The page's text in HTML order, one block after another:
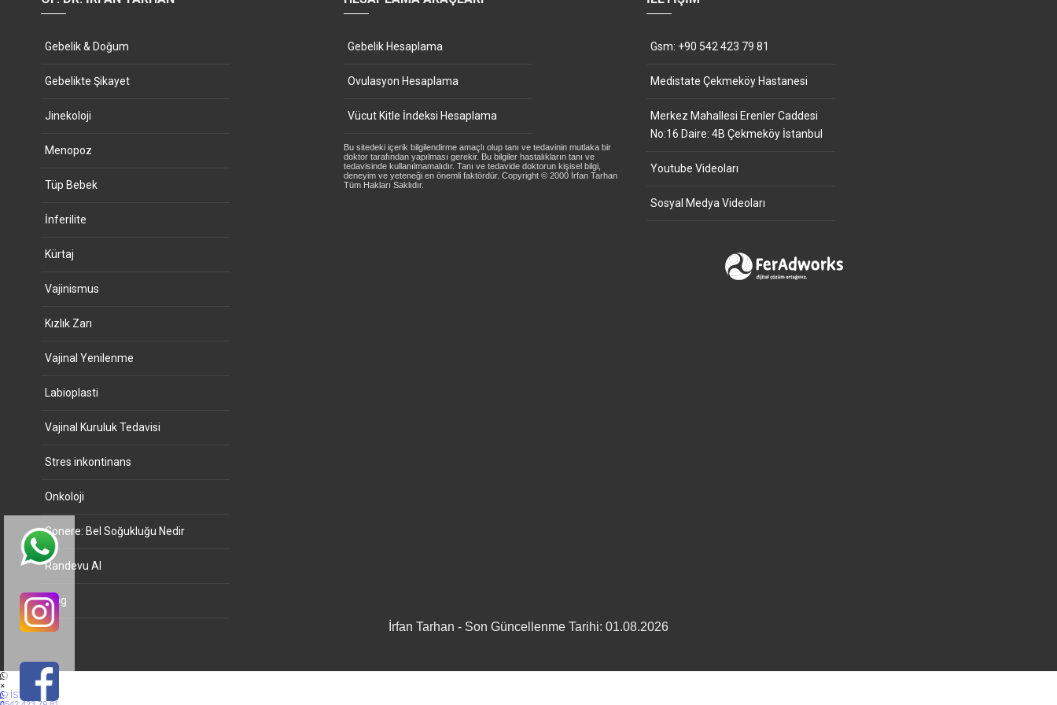
Gebelik & Doğum
Gebelikte Şikayet
Jinekoloji
Menopoz
Tüp Bebek
İnferilite
Kürtaj
Vajinismus
Kızlık Zarı
Vajinal Yenilenme
Labioplasti
Vajinal Kuruluk Tedavisi
Stres inkontinans
Onkoloji
Gonere: Bel Soğukluğu Nedir
Randevu Al
Blog
Gebelik Hesaplama
Ovulasyon Hesaplama
Vücut Kitle İndeksi Hesaplama
Bu sitedeki içerik bilgilendirme amaçlı olup tanı ve tedavinin mutlaka bir
doktor tarafından yapılması gerekir. Bu bilgiler hastalıkların tanı ve
tedavisinde kullanılmamalıdır. Tanı ve tedavide doktorun kişisel bilgi,
deneyim ve yeteneği en önemli faktördür. Copyright © 2000 İrfan Tarhan
Tüm Hakları Saklıdır.
Gsm: +90 542 423 79 81
Medistate Çekmeköy Hastanesi
Merkez Mahallesi Erenler Caddesi
No:16 Daire: 4B Çekmeköy İstanbul
Youtube Videoları
Sosyal Medya Videoları
İrfan Tarhan - Son Güncellenme Tarihi: 01.08.2026
×
İSTANBUL